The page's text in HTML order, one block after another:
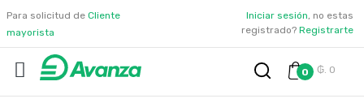
Para solicitud de Cliente
mayorista
Iniciar sesión, no estas
registrado? Registrarte
0 ₲. 0